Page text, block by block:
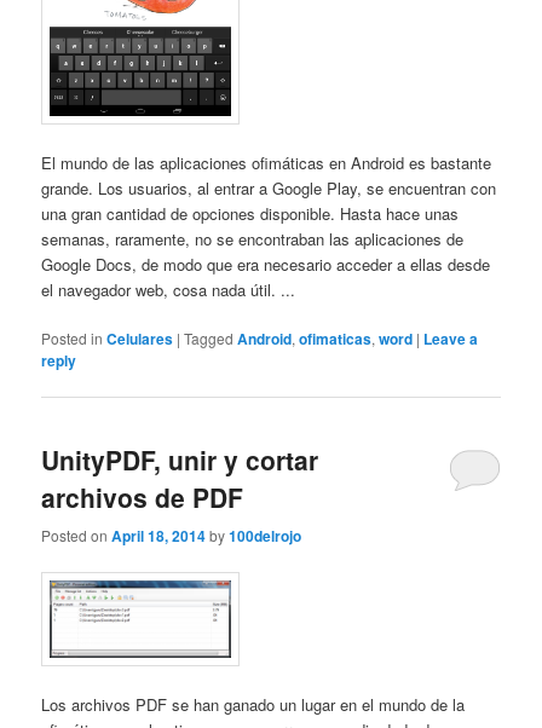
El mundo de las aplicaciones ofimáticas en Android es bastante
grande. Los usuarios, al entrar a Google Play, se encuentran con
una gran cantidad de opciones disponible. Hasta hace unas
semanas, raramente, no se encontraban las aplicaciones de
Google Docs, de modo que era necesario acceder a ellas desde
el navegador web, cosa nada útil. ...
Posted in Celulares |Tagged Android,ofimaticas,word | Leave a
reply
UnityPDF, unir y cortar
archivos de PDF
Posted onApril 18, 2014by100delrojo
Los archivos PDF se han ganado un lugar en el mundo de la